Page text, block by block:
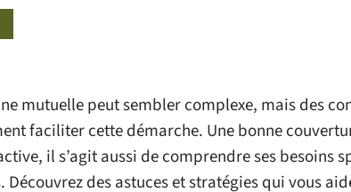
mutuelle peut sembler complexe, mais des
faciliter cette démarche. Une bonne
il s’agit aussi de comprendre ses besoins
Découvrez des astuces et stratégies qui vous